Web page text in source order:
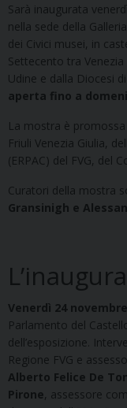
Sarà inaugurata
nella sede della
dei Civici musei, in
Settecento tra
Udine e dalla Diocesi
aperta fino a
La mostra è
Friuli Venezia Giulia,
(ERPAC) del FVG, del
Curatori della mostra
Gransinigh e
Venerdì 24 novembre
Parlamento del
dell’esposizione.
Regione FVG e
Alberto Felice De
Pirone , assessore